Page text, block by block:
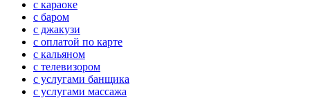
с караоке
с баром
с джакузи
с оплатой по карте
с кальяном
с телевизором
с услугами банщика
с услугами массажа